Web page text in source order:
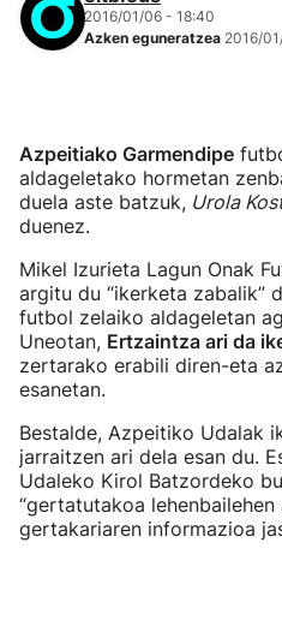
2016/01/06 - 18:40
Azken eguneratzea 2016/
Azpeitiako Garmendipe
aldageletako hormetan
duela aste batzuk, Urola
duenez.
Mikel Izurieta Lagun Onak
argitu du “ikerketa zabalik”
futbol zelaiko aldageletan
Uneotan, Ertzaintza ari da
zertarako erabili diren-eta
esanetan.
Bestalde, Azpeitiko Udalak
jarraitzen ari dela esan du.
Udaleko Kirol Batzordeko
“gertatutakoa
gertakariaren informazioa